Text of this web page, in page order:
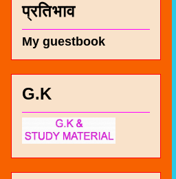
प्रतिभाव
My guestbook
G.K